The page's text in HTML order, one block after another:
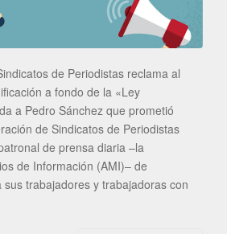
de Periodistas reclama al
a fondo de la «Ley
a Pedro Sánchez que prometió
de Sindicatos de Periodistas
de prensa diaria –la
de Información (AMI)– de
trabajadores y trabajadoras con